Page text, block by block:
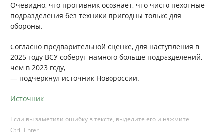
Очевидно, что противник осознает, что чисто пехотные
подразделения без техники пригодны только для
обороны.
Согласно предварительной оценке, для наступления в
2025 году ВСУ соберут намного больше подразделений,
чем в 2023 году,
— подчеркнул источник Новороссии.
Источник
Если вы заметили ошибку в тексте, выделите его и нажмите
Ctrl+Enter